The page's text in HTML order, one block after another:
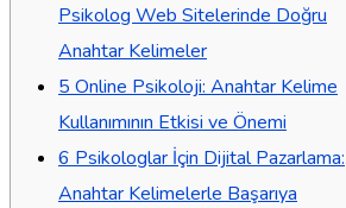
Psikolog Web Sitelerinde Doğru
Anahtar Kelimeler
5 Online Psikoloji: Anahtar Kelime
Kullanımının Etkisi ve Önemi
6 Psikologlar İçin Dijital Pazarlama:
Anahtar Kelimelerle Başarıya